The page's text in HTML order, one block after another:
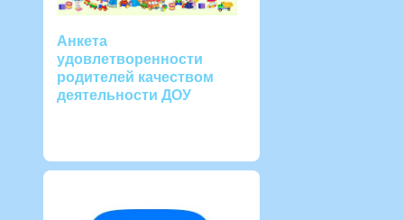
Анкета
удовлетворенности
родителей качеством
деятельности ДОУ